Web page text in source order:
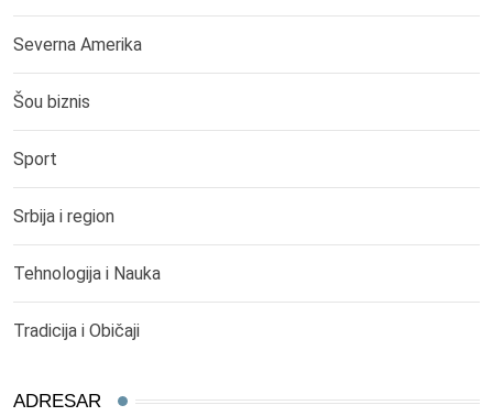
Severna Amerika
Šou biznis
Sport
Srbija i region
Tehnologija i Nauka
Tradicija i Običaji
ADRESAR